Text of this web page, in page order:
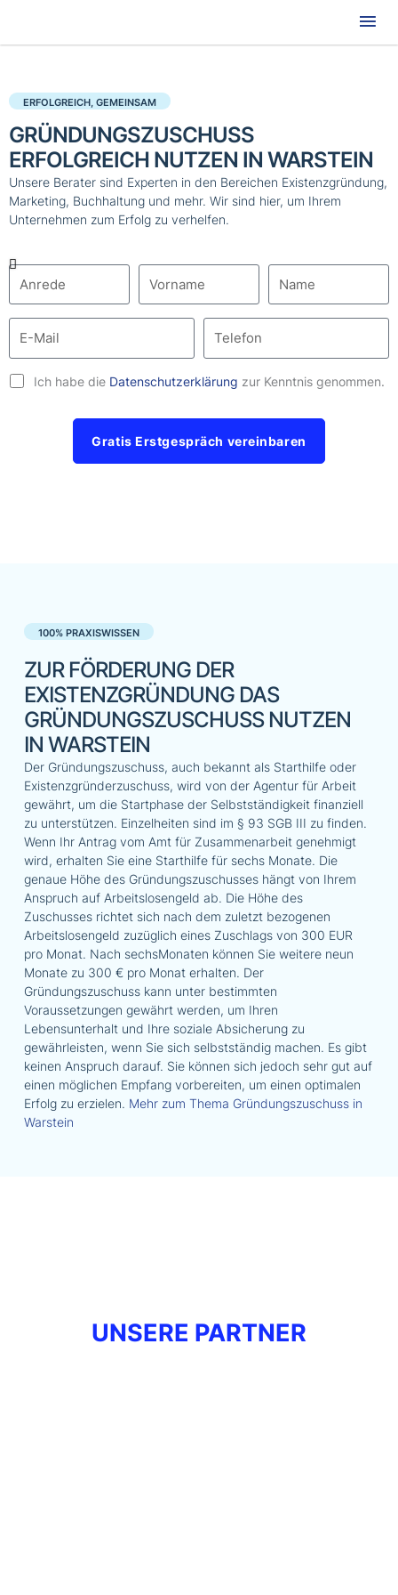
ERFOLGREICH, GEMEINSAM
GRÜNDUNGSZUSCHUSS
ERFOLGREICH NUTZEN IN WARSTEIN
Unsere Berater sind Experten in den Bereichen Existenzgründung,
Marketing, Buchhaltung und mehr. Wir sind hier, um Ihrem
Unternehmen zum Erfolg zu verhelfen.
Ich habe die Datenschutzerklärung zur Kenntnis genommen.
Gratis Erstgespräch vereinbaren
100% PRAXISWISSEN
ZUR FÖRDERUNG DER
EXISTENZGRÜNDUNG DAS
GRÜNDUNGSZUSCHUSS NUTZEN
IN WARSTEIN
Der Gründungszuschuss, auch bekannt als Starthilfe oder
Existenzgründerzuschuss, wird von der Agentur für Arbeit
gewährt, um die Startphase der Selbstständigkeit finanziell
zu unterstützen. Einzelheiten sind im § 93 SGB III zu finden.
Wenn Ihr Antrag vom Amt für Zusammenarbeit genehmigt
wird, erhalten Sie eine Starthilfe für sechs Monate. Die
genaue Höhe des Gründungszuschusses hängt von Ihrem
Anspruch auf Arbeitslosengeld ab. Die Höhe des
Zuschusses richtet sich nach dem zuletzt bezogenen
Arbeitslosengeld zuzüglich eines Zuschlags von 300 EUR
pro Monat. Nach sechsMonaten können Sie weitere neun
Monate zu 300 € pro Monat erhalten. Der
Gründungszuschuss kann unter bestimmten
Voraussetzungen gewährt werden, um Ihren
Lebensunterhalt und Ihre soziale Absicherung zu
gewährleisten, wenn Sie sich selbstständig machen. Es gibt
keinen Anspruch darauf. Sie können sich jedoch sehr gut auf
einen möglichen Empfang vorbereiten, um einen optimalen
Erfolg zu erzielen. Mehr zum Thema Gründungszuschuss in
Warstein
UNSERE PARTNER